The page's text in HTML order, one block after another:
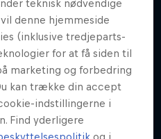
teknisk nødvendige
denne hjemmeside
(inklusive tredjeparts-
for at få siden til
marketing og forbedring
kan trække din accept
indstillingerne i
Find yderligere
og i